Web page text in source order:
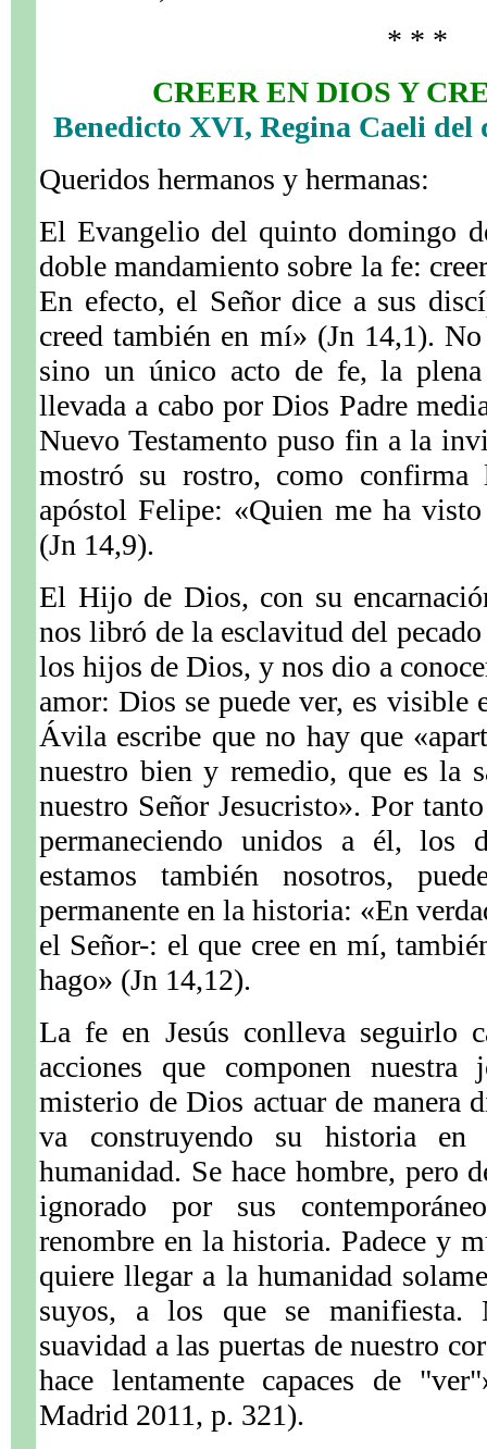
* * *
CREER EN DIOS Y
Benedicto XVI, Regina Caeli del
Queridos hermanos y hermanas:
El Evangelio del quinto domingo
doble mandamiento sobre la fe:
En efecto, el Señor dice a sus
creed también en mí» (Jn 14,1). No
sino un único acto de fe, la
llevada a cabo por Dios Padre
Nuevo Testamento puso fin a la
mostró su rostro, como confirma
apóstol Felipe: «Quien me ha
(Jn 14,9).
El Hijo de Dios, con su
nos libró de la esclavitud del
los hijos de Dios, y nos dio a
amor: Dios se puede ver, es visible
Ávila escribe que no hay que
nuestro bien y remedio, que es la
nuestro Señor Jesucristo». Por
permaneciendo unidos a él, los
estamos también nosotros,
permanente en la historia: «En
el Señor-: el que cree en mí,
hago» (Jn 14,12).
La fe en Jesús conlleva seguirlo
acciones que componen
misterio de Dios actuar de manera
va construyendo su historia
humanidad. Se hace hombre, pero
ignorado por sus
renombre en la historia. Padece y
quiere llegar a la humanidad
suyos, a los que se manifiesta.
suavidad a las puertas de nuestro
hace lentamente capaces de
Madrid 2011, p. 321).